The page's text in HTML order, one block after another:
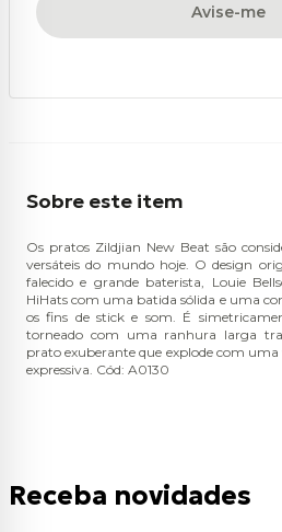
Avise-me
Sobre este item
Os pratos Zildjian New Beat são
versáteis do mundo hoje. O design
falecido e grande baterista, Louie
HiHats com uma batida sólida e uma
os fins de stick e som. É
torneado com uma ranhura larga
prato exuberante que explode com
expressiva. Cód: A0130
Receba novidades